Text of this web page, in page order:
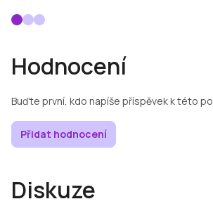
Hodnocení
Buďte první, kdo napíše příspěvek k této
Přidat hodnocení
Diskuze